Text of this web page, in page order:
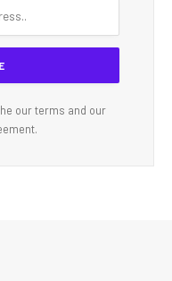
our terms and our